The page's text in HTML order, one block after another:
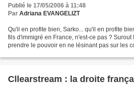
Publié le 17/05/2006 à 11:48
Par Adriana EVANGELIZT
Qu'il en profite bien, Sarko... qu'il en profite
fils d'immigré en France, n'est-ce pas ?
prendre le pouvoir en ne lésinant pas sur les
Cllearstream : la droite